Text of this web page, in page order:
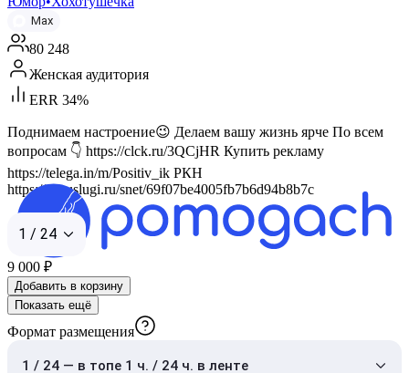
Max
80 248
Женская аудитория
ERR 34%
Поднимаем настроение😉 Делаем вашу жизнь ярче По всем
вопросам 👇 https://clck.ru/3QCjHR Купить рекламу
https://telega.in/m/Positiv_ik РКН
https://gosuslugi.ru/snet/69f07be4005fb7b6d94b8b7c
1 / 24
9 000 ₽
Добавить в корзину
Показать ещё
Формат размещения
1 / 24 — в топе 1 ч. / 24 ч. в ленте